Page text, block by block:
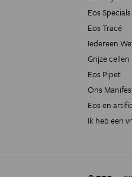
Eos Specials
Eos Tracé
Iedereen
Grijze cellen
Eos Pipet
Ons
Eos en
Ik heb een